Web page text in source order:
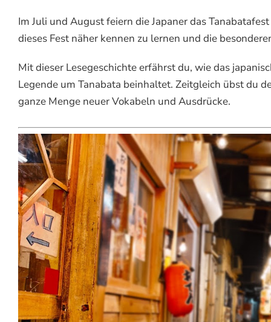
Im Juli und August feiern die Japaner das
dieses Fest näher kennen zu lernen und die
Mit dieser Lesegeschichte erfährst du, wie das
Legende um Tanabata beinhaltet. Zeitgleich übst du
ganze Menge neuer Vokabeln und Ausdrücke.